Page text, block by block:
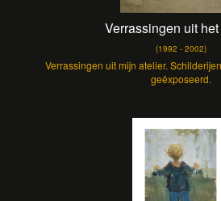
Verrassingen uit
(1992 - 2002)
Verrassingen uit mijn atelier.
geëxposeerd.